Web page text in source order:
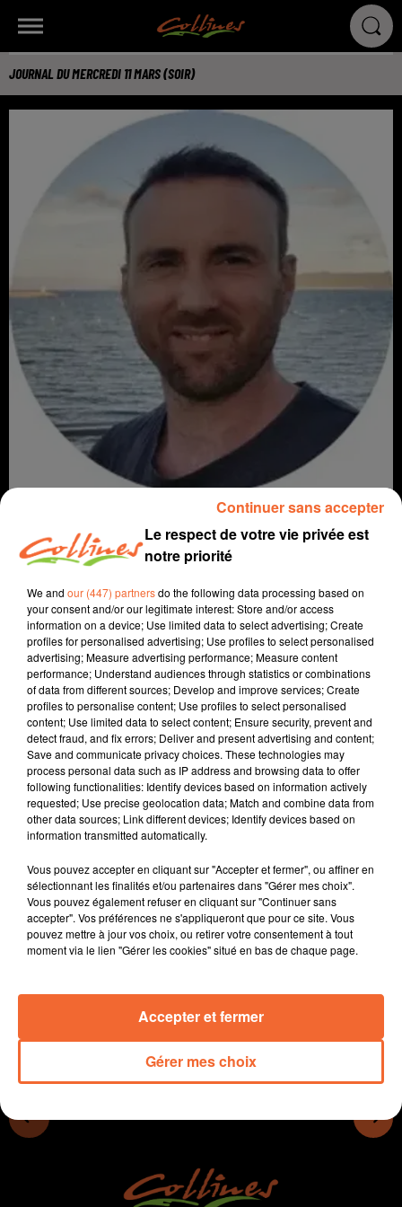
JOURNAL DU MERCREDI 11 MARS (SOIR)
info
11 mars 2026 - 13 min 3 sec
JOURNAL DU MERCREDI 11 MARS (SOIR)
Fabien Gazeau
L'info près de chez vous
Présenté par Fabien Gazeau
- Le débat bressuirais entre Emmanuelle Ménard et
Pierre Morin à suivre juste après le journal à 18h30
- La gestion de l'eau au coeur d'une conférence de
Samuel Bonvoisin (photo), qui prône l'hydrologie
régénérative, éloigné des clivages habituels.
mauléonais du 14 au 20 mars
- Les Foulées Irlandaises, nouvelles course à pied
solidaire ce samedi à Nueil les Aubiers
Le respect de votre vie privée est
notre priorité
We and our (447) partnersdo the following data processing based on
your consent and/or our legitimate interest: Store and/or access
information on a device; Use limited data to select advertising; Create
profiles for personalised advertising; Use profiles to select personalised
advertising; Measure advertising performance; Measure content
performance; Understand audiences through statistics or combinations
of data from different sources; Develop and improve services; Create
profiles to personalise content; Use profiles to select personalised
content; Use limited data to select content; Ensure security, prevent and
detect fraud, and fix errors; Deliver and present advertising and content;
Save and communicate privacy choices. These technologies may
process personal data such as IP address and browsing data to offer
following functionalities: Identify devices based on information actively
requested; Use precise geolocation data; Match and combine data from
other data sources; Link different devices; Identify devices based on
information transmitted automatically.
Vous pouvez accepter en cliquant sur "Accepter et fermer", ou affiner en
sélectionnant les finalités et/ou partenaires dans "Gérer mes choix".
Vous pouvez également refuser en cliquant sur "Continuer sans
accepter". Vos préférences ne s'appliqueront que pour ce site. Vous
pouvez mettre à jour vos choix, ou retirer votre consentement à tout
moment via le lien "Gérer les cookies" situé en bas de chaque page.
Gérer mes choix
Accepter et fermer
Continuer sans accepter